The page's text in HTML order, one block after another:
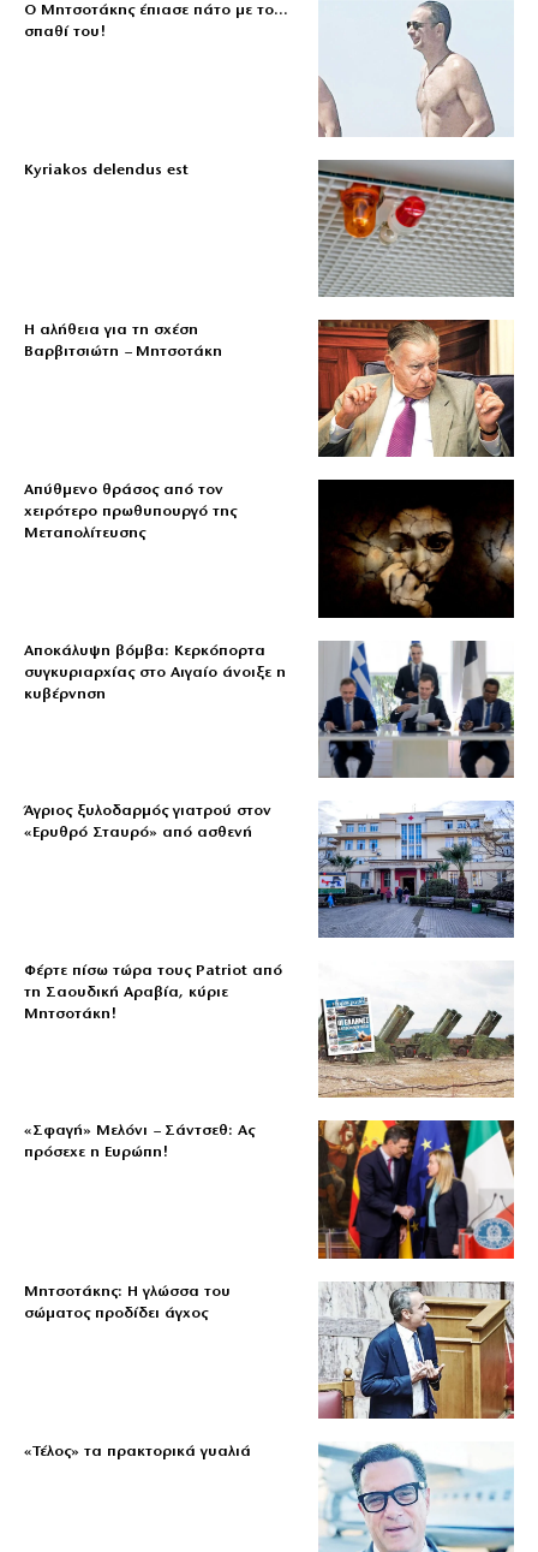
Ο Μητσοτάκης έπιασε πάτο με το…
σπαθί του!
Kyriakos delendus est
Η αλήθεια για τη σχέση
Βαρβιτσιώτη – Μητσοτάκη
Απύθμενο θράσος από τον
χειρότερο πρωθυπουργό της
Μεταπολίτευσης
Αποκάλυψη βόμβα: Κερκόπορτα
συγκυριαρχίας στο Αιγαίο άνοιξε η
κυβέρνηση
Άγριος ξυλοδαρμός γιατρού στον
«Ερυθρό Σταυρό» από ασθενή
Φέρτε πίσω τώρα τους Patriot από
τη Σαουδική Αραβία, κύριε
Μητσοτάκη!
«Σφαγή» Μελόνι – Σάντσεθ: Ας
πρόσεχε η Ευρώπη!
Μητσοτάκης: Η γλώσσα του
σώματος προδίδει άγχος
«Τέλος» τα πρακτορικά γυαλιά